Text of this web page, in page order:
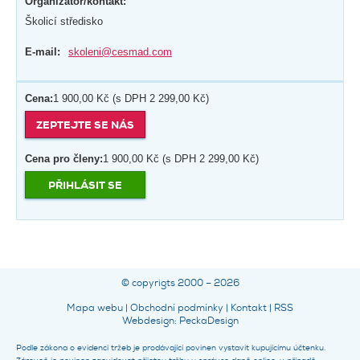
Školicí středisko
E-mail: skoleni@cesmad.com
Cena:1 900,00 Kč (s DPH 2 299,00 Kč)
ZEPTEJTE SE NÁS
Cena pro členy:1 900,00 Kč (s DPH 2 299,00 Kč)
PŘIHLÁSIT SE
© copyrigts 2000 – 2026
Mapa webu | Obchodní podmínky | Kontakt | RSS
Webdesign: PeckaDesign
Podle zákona o evidenci tržeb je prodávající povinen vystavit kupujícímu účtenku.